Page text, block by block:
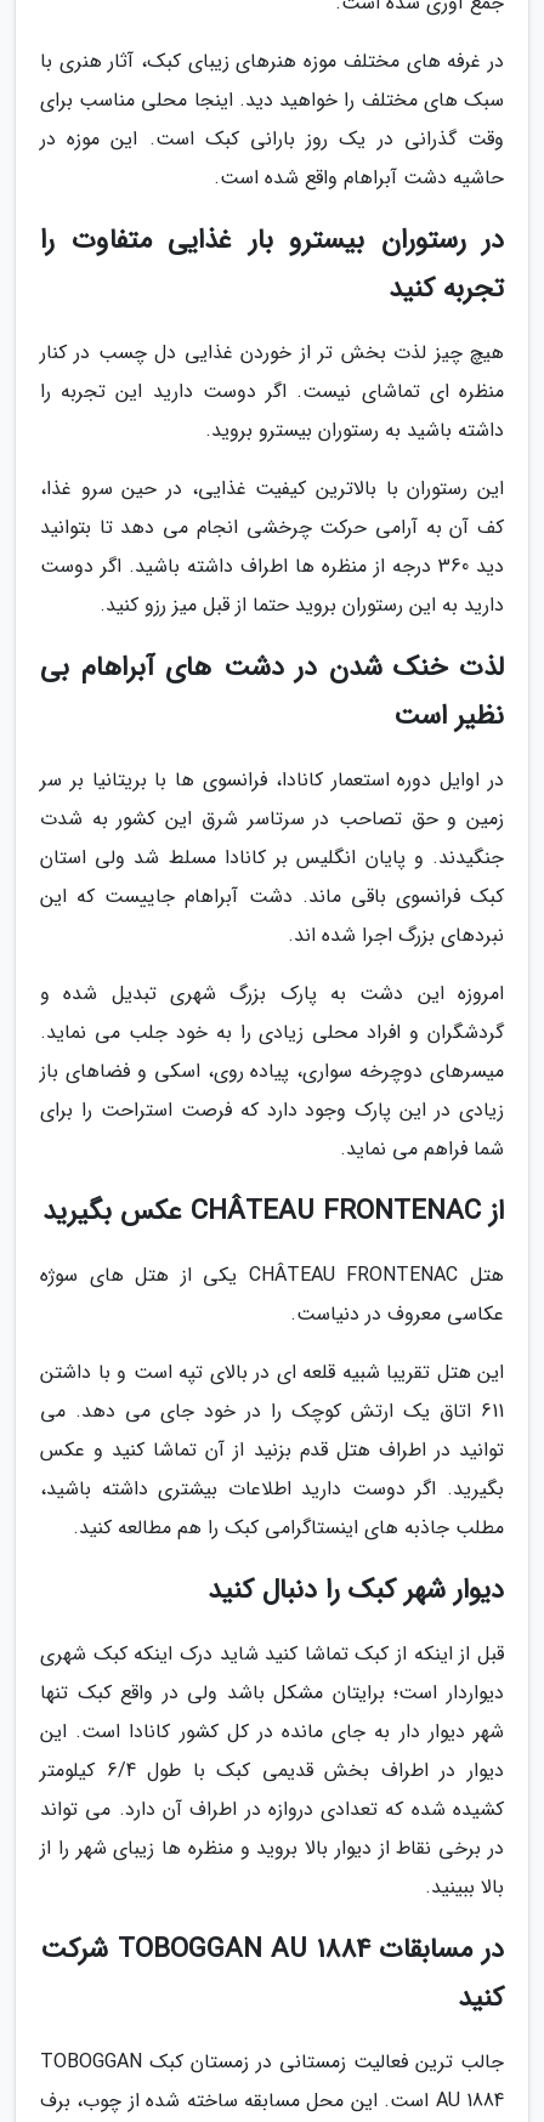
در غرفه های مختلف موزه هنرهای زیبای کبک، آثار هنری با
سبک های مختلف را خواهید دید. اینجا محلی مناسب برای
وقت گذرانی در یک روز بارانی کبک است. این موزه در
حاشیه دشت آبراهام واقع شده است.
در رستوران بیسترو بار غذایی متفاوت را
تجربه کنید
هیچ چیز لذت بخش تر از خوردن غذایی دل چسب در کنار
منظره ای تماشای نیست. اگر دوست دارید این تجربه را
داشته باشید به رستوران بیسترو بروید.
این رستوران با بالاترین کیفیت غذایی، در حین سرو غذا،
کف آن به آرامی حرکت چرخشی انجام می دهد تا بتوانید
دید 360 درجه از منظره ها اطراف داشته باشید. اگر دوست
دارید به این رستوران بروید حتما از قبل میز رزو کنید.
لذت خنک شدن در دشت های آبراهام بی
نظیر است
در اوایل دوره استعمار کانادا، فرانسوی ها با بریتانیا بر سر
زمین و حق تصاحب در سرتاسر شرق این کشور به شدت
جنگیدند. و پایان انگلیس بر کانادا مسلط شد ولی استان
کبک فرانسوی باقی ماند. دشت آبراهام جاییست که این
نبردهای بزرگ اجرا شده اند.
امروزه این دشت به پارک بزرگ شهری تبدیل شده و
گردشگران و افراد محلی زیادی را به خود جلب می نماید.
میسرهای دوچرخه سواری، پیاده روی، اسکی و فضاهای باز
زیادی در این پارک وجود دارد که فرصت استراحت را برای
شما فراهم می نماید.
از CHÂTEAU FRONTENAC عکس بگیرید
هتل CHÂTEAU FRONTENAC یکی از هتل های سوژه
عکاسی معروف در دنیاست.
این هتل تقریبا شبیه قلعه ای در بالای تپه است و با داشتن
611 اتاق یک ارتش کوچک را در خود جای می دهد. می
توانید در اطراف هتل قدم بزنید از آن تماشا کنید و عکس
بگیرید. اگر دوست دارید اطلاعات بیشتری داشته باشید،
مطلب جاذبه های اینستاگرامی کبک را هم مطالعه کنید.
دیوار شهر کبک را دنبال کنید
قبل از اینکه از کبک تماشا کنید شاید درک اینکه کبک شهری
دیواردار است؛ برایتان مشکل باشد ولی در واقع کبک تنها
شهر دیوار دار به جای مانده در کل کشور کانادا است. این
دیوار در اطراف بخش قدیمی کبک با طول 6/4 کیلومتر
کشیده شده که تعدادی دروازه در اطراف آن دارد. می تواند
در برخی نقاط از دیوار بالا بروید و منظره ها زیبای شهر را از
بالا ببینید.
در مسابقات TOBOGGAN AU 1884 شرکت
کنید
جالب ترین فعالیت زمستانی در زمستان کبک TOBOGGAN
AU 1884 است. این محل مسابقه ساخته شده از چوب، برف